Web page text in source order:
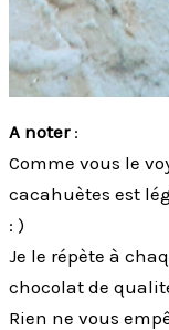
A noter:
Comme vous le
cacahuètes est
: )
Je le répète à
chocolat de
Rien ne vous